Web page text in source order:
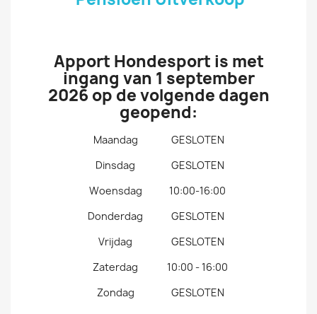
Apport Hondesport is met
ingang van 1 september
2026 op de volgende dagen
geopend:
Maandag
Dinsdag
Woensdag
Donderdag
Vrijdag
Zaterdag
Zondag
GESLOTEN
GESLOTEN
10:00-16:00
GESLOTEN
GESLOTEN
10:00 - 16:00
GESLOTEN